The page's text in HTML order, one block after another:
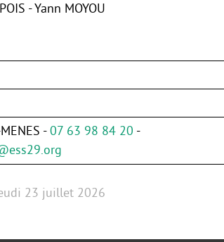
- Yann MOYOU
-07 63 98 84 20 -
23 juillet 2026